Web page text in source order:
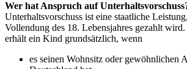
Wer hat Anspruch auf
Unterhaltsvorschuss ist eine staatliche
Vollendung des 18. Lebensjahres gezahlt
erhält ein Kind grundsätzlich, wenn
es seinen Wohnsitz oder gewöhnlichen